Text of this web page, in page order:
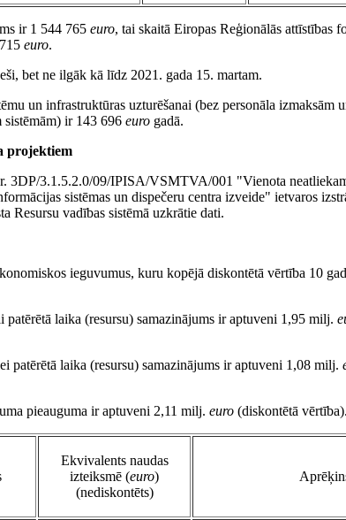
ir 1 544 765 euro, tai skaitā Eiropas Reģionālās attīstības
euro.
bet ne ilgāk kā līdz 2021. gada 15. martam.
un infrastruktūras uzturēšanai (bez personāla izmaksām
sistēmām) ir 143 696 euro gadā.
projektiem
3DP/3.1.5.2.0/09/IPISA/VSMTVA/001 "Vienota
sistēmas un dispečeru centra izveide" ietvaros
Resursu vadības sistēmā uzkrātie dati.
ieguvumus, kuru kopējā diskontētā vērtība 10
patērētā laika (resursu) samazinājums ir aptuveni 1,95 milj.
patērētā laika (resursu) samazinājums ir aptuveni 1,08 milj.
pieauguma ir aptuveni 2,11 milj. euro (diskontētā vērtība).
Ekvivalents naudas
izteiksmē (euro)
(nediskontēts)